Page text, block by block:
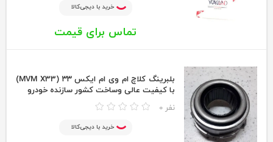
خرید با دیجی‌کالا
تماس برای قیمت
بلبرینگ کلاچ ام وی ام ایکس ۳۳ (MVM X33)
با کیفیت عالی وساخت کشور سازنده خودرو
0 نفر
خرید با دیجی‌کالا